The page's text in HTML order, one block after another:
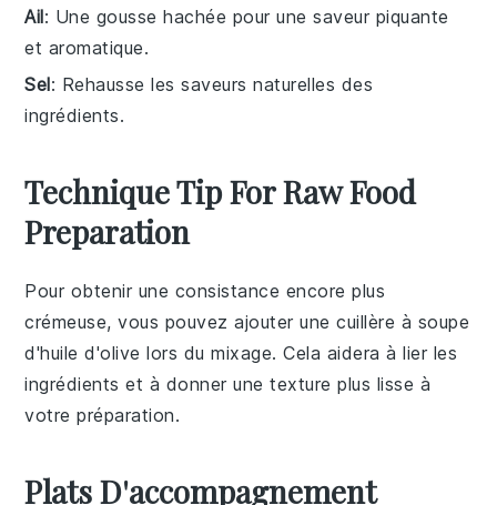
Ail: Une gousse hachée pour une saveur piquante
et aromatique.
Sel: Rehausse les saveurs naturelles des
ingrédients.
Technique Tip For Raw Food
Preparation
Pour obtenir une consistance encore plus
crémeuse, vous pouvez ajouter une cuillère à soupe
d'huile d'olive lors du mixage. Cela aidera à lier les
ingrédients et à donner une texture plus lisse à
votrepréparation.
Plats D'accompagnement